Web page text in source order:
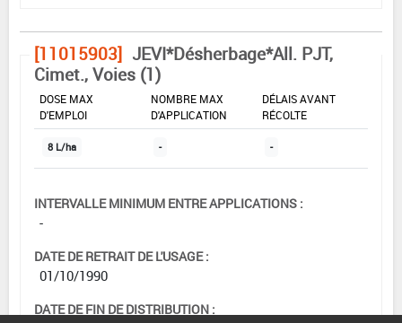
[11015903] JEVI*Désherbage*All. PJT,
Cimet., Voies (1)
DOSE MAX
D'EMPLOI
NOMBRE MAX
D'APPLICATION
DÉLAIS AVANT
RÉCOLTE
8 L/ha - -
INTERVALLE MINIMUM ENTRE APPLICATIONS :
-
DATE DE RETRAIT DE L'USAGE :
01/10/1990
DATE DE FIN DE DISTRIBUTION :